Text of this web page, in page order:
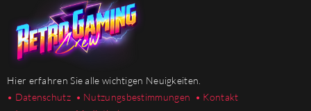
Hier erfahren Sie alle wichtigen Neuigkeiten.
• Datenschutz • Nutzungsbestimmungen • Kontakt